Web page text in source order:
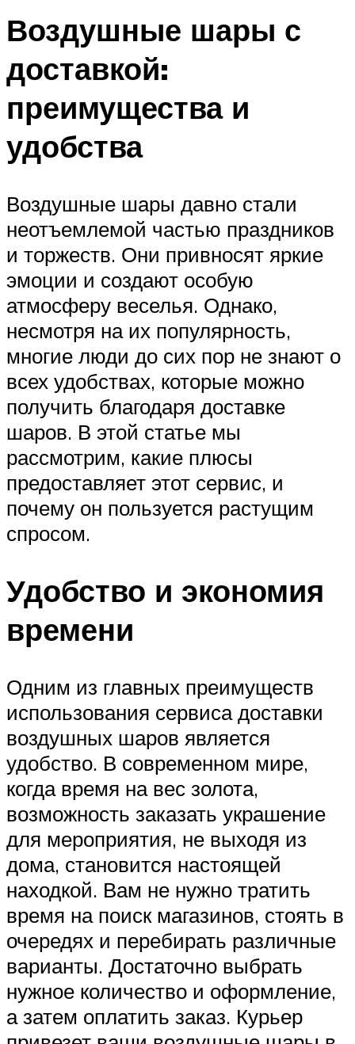
Воздушные шары с
доставкой:
преимущества и
удобства
Воздушные шары давно стали
неотъемлемой частью праздников
и торжеств. Они привносят яркие
эмоции и создают особую
атмосферу веселья. Однако,
несмотря на их популярность,
многие люди до сих пор не знают о
всех удобствах, которые можно
получить благодаря доставке
шаров. В этой статье мы
рассмотрим, какие плюсы
предоставляет этот сервис, и
почему он пользуется растущим
спросом.
Удобство и экономия
времени
Одним из главных преимуществ
использования сервиса доставки
воздушных шаров является
удобство. В современном мире,
когда время на вес золота,
возможность заказать украшение
для мероприятия, не выходя из
дома, становится настоящей
находкой. Вам не нужно тратить
время на поиск магазинов, стоять в
очередях и перебирать различные
варианты. Достаточно выбрать
нужное количество и оформление,
а затем оплатить заказ. Курьер